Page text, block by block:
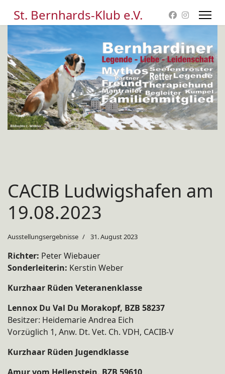
St. Bernhards-Klub e.V.
CACIB Ludwigshafen am
19.08.2023
Ausstellungsergebnisse 31. August 2023
Richter: Peter Wiebauer
Sonderleiterin: Kerstin Weber
Kurzhaar Rüden Veteranenklasse
Lennox Du Val Du Morakopf, BZB 58237
Besitzer: Heidemarie Andrea Eich
Vorzüglich 1, Anw. Dt. Vet. Ch. VDH, CACIB-V
Kurzhaar Rüden Jugendklasse